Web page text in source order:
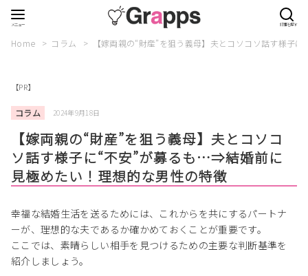
Home コラム 【嫁両親の“財産”を狙う義母】夫とコソコソ話す様
【PR】
コラム 2024年9月18日
【嫁両親の“財産”を狙う義母】夫とコソコ
ソ話す様子に“不安”が募るも…⇒結婚前に
見極めたい！理想的な男性の特徴
幸福な結婚生活を送るためには、これからを共にするパートナ
ーが、理想的な夫であるか確かめておくことが重要です。
ここでは、素晴らしい相手を見つけるための主要な判断基準を
紹介しましょう。